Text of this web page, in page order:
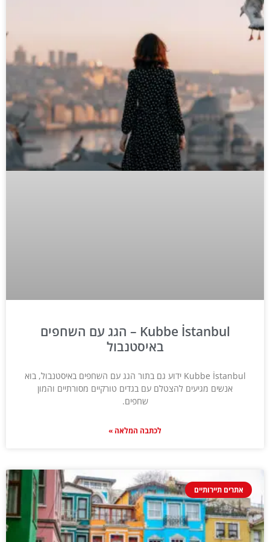
Kubbe İstanbul – הגג עם השחפים
באיסטנבול
Kubbe İstanbul ידוע גם בתור הגג עם השחפים באיסטנבול, בוא
אנשים מגיעים להצטלם עם בגדים טורקיים מסורתיים והמון
שחפים.
לכתבה המלאה »
אתרים תיירותיים